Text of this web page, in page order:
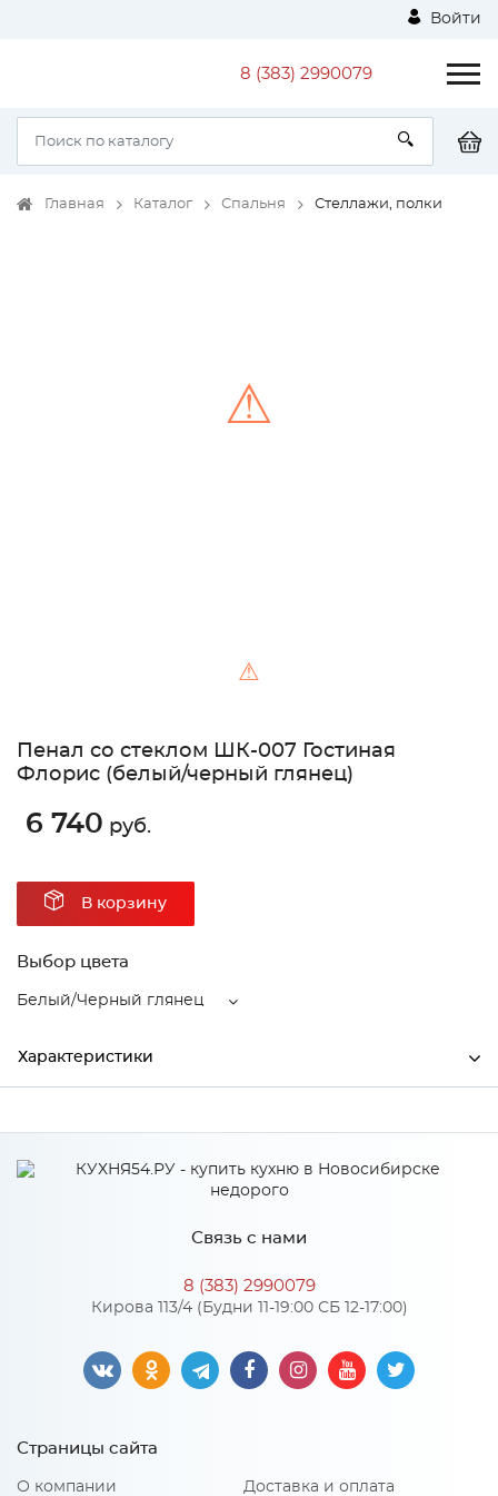
Войти
8 (383) 2990079
Главная Каталог Спальня Стеллажи, полки
⚠
⚠
Пенал со стеклом ШК-007 Гостиная
Флорис (белый/черный глянец)
6 740 руб.
В корзину
Выбор цвета
Белый/Черный глянец
Характеристики
Цвет Белый/Черный глянец
Особенности
Количество упаковок: 3
Материал 2: МДФ
Связь с нами
8 (383) 2990079
Кирова 113/4 (Будни 11-19:00 СБ 12-17:00)
Страницы сайта
О компании Доставка и оплата